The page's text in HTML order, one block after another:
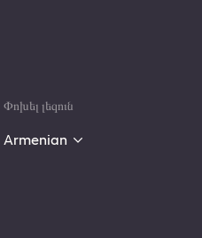
Փոխել լեզուն
Armenian